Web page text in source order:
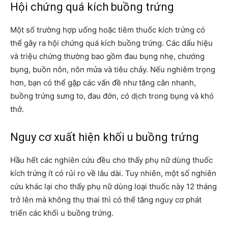
Hội chứng quá kích buồng trứng
Một số trường hợp uống hoặc tiêm thuốc kích trứng có
thể gây ra hội chứng quá kích buồng trứng. Các dấu hiệu
và triệu chứng thường bao gồm đau bụng nhẹ, chướng
bụng, buồn nôn, nôn mửa và tiêu chảy. Nếu nghiêm trọng
hơn, bạn có thể gặp các vấn đề như tăng cân nhanh,
buồng trứng sưng to, đau đớn, có dịch trong bụng và khó
thở.
Nguy cơ xuất hiện khối u buồng trứng
Hầu hết các nghiên cứu đều cho thấy phụ nữ dùng thuốc
kích trứng ít có rủi ro về lâu dài. Tuy nhiên, một số nghiên
cứu khác lại cho thấy phụ nữ dùng loại thuốc này 12 tháng
trở lên mà không thụ thai thì có thể tăng nguy cơ phát
triển các khối u buồng trứng.